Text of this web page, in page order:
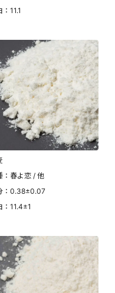
：11.1
：春よ恋 / 他
：0.38±0.07
：11.4±1